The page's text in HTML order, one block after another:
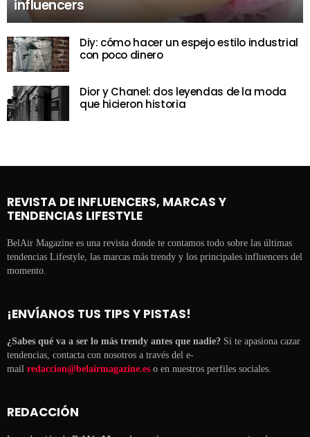
influencers
Diy: cómo hacer un espejo estilo industrial
con poco dinero
Dior y Chanel: dos leyendas de la moda
que hicieron historia
REVISTA DE INFLUENCERS, MARCAS Y
TENDENCIAS LIFESTYLE
BelAir Magazine es una revista donde te contamos todo sobre las últimas
tendencias Lifestyle, las marcas más trendy y los principales influencers del
momento.
¡ENVÍANOS TUS TIPS Y PISTAS!
¿Sabes qué va a ser lo más trendy antes que nadie? Si te apasiona cazar
tendencias, contacta con nosotros a través del e-
mail redaccion@belairmagazine.es o en nuestros perfiles sociales.
REDACCIÓN